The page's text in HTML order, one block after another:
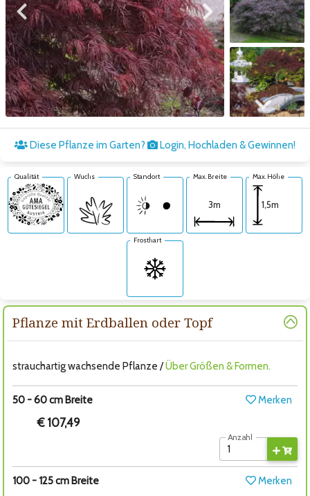
Zum vorigen Bild Zum nächsten Bild
Zum nächsten Bild
Diese Pflanze im Garten? Login, Hochladen & Gewinnen!
Qualität Wuchs Standort Max. Breite
3m
Max. Höhe
1,5m
Frosthart
Pflanze mit Erdballen oder Topf
strauchartig wachsende Pflanze /Über Größen & Formen.
50 - 60 cm Breite Merken
€ 107,49
Anzahl
100 - 125 cm Breite Merken